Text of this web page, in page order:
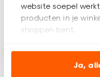
website soepel
producten in je
shoppen bent.
Analytische cookies
website te
Ja,
Bezorgen 5 weken